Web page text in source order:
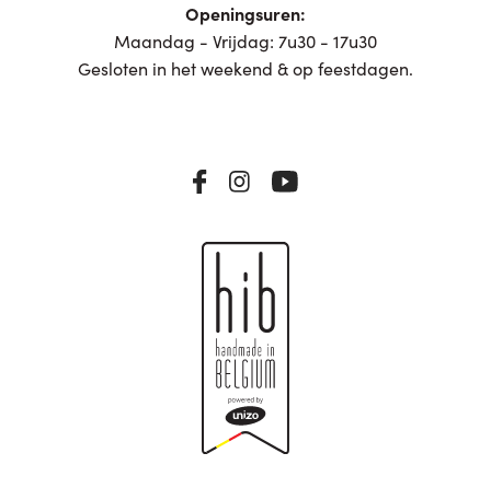
Openingsuren:
Maandag - Vrijdag: 7u30 - 17u30
Gesloten in het weekend & op feestdagen.